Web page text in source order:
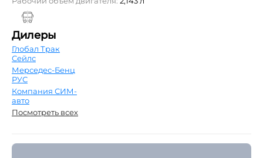
Дилеры
Глобал Трак
Сейлс
Мерседес-Бенц
РУС
Компания СИМ-
авто
Посмотреть всех